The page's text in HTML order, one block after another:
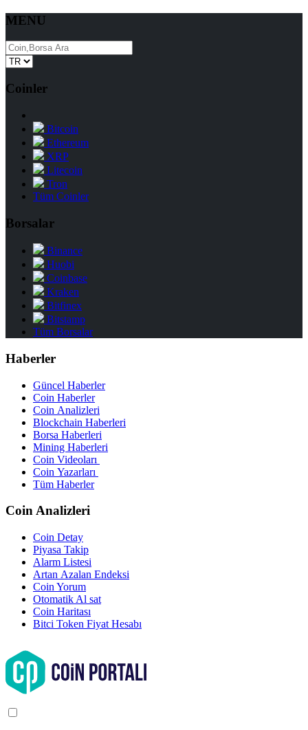
MENU
Coinler
Bitcoin
Ethereum
XRP
Litecoin
Tron
Tüm Coinler
Borsalar
Binance
Huobi
Coinbase
Kraken
Bitfinex
Bitstamp
Tüm Borsalar
Haberler
Güncel Haberler
Coin Haberler
Coin Analizleri
Blockchain Haberleri
Borsa Haberleri
Mining Haberleri
Coin Videoları
Coin Yazarları
Tüm Haberler
Coin Analizleri
Coin Detay
Piyasa Takip
Alarm Listesi
Artan Azalan Endeksi
Coin Yorum
Otomatik Al sat
Coin Haritası
Bitci Token Fiyat Hesabı